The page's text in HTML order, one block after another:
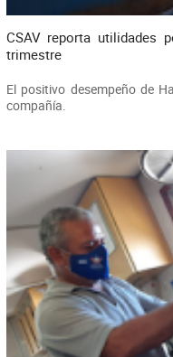
CSAV reporta utilidades
trimestre
El positivo desempeño de
compañía.